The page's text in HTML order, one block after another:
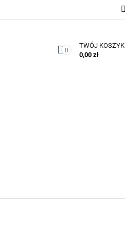
0
TWÓJ KOSZYK
0,00 zł